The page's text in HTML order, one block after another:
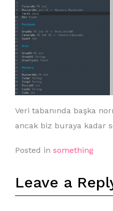
Veri tabanında başka
ancak biz buraya kadar
Posted in something
Leave a